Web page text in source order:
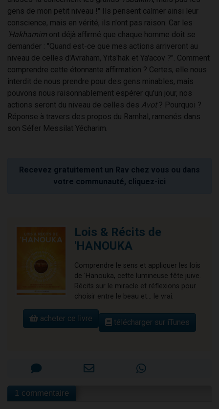
gens de mon petit niveau !" Ils pensent calmer ainsi leur
conscience, mais en vérité, ils n'ont pas raison. Car les
'Hakhamim ont déjà affirmé que chaque homme doit se
demander : "Quand est-ce que mes actions arriveront au
niveau de celles d'Avraham, Yits'hak et Ya'acov ?". Comment
comprendre cette étonnante affirmation ? Certes, elle nous
interdit de nous prendre pour des gens minables, mais
pouvons nous raisonnablement espérer qu'un jour, nos
actions seront du niveau de celles des Avot ? Pourquoi ?
Réponse à travers des propos du Ramhal, ramenés dans
son Séfer Messilat Yécharim.
Recevez gratuitement un Rav chez vous ou dans
votre communauté, cliquez-ici
Lois & Récits de
'HANOUKA
Comprendre le sens et appliquer les lois
de 'Hanouka, cette lumineuse fête juive.
Récits sur le miracle et réflexions pour
choisir entre le beau et... le vrai.
acheter ce livre télécharger sur iTunes
1 commentaire